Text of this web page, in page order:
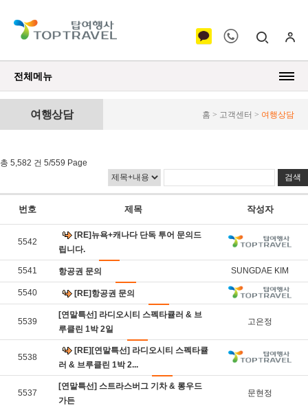
전체메뉴
홈 > 고객센터 > 여행상담
여행상담
총 5,582 건 5/559 Page
번호 제목 작성자
5542
[RE]뉴욕+캐나다 단독 투어 문의드
립니다.
5541 항공권 문의 SUNGDAE KIM
5540 [RE]항공권 문의
5539
[연말특선] 라디오시티 스펙타큘러 & 브
루클린 1박 2일
고은정
5538
[RE][연말특선] 라디오시티 스펙타큘
러 & 브루클린 1박 2...
5537
[연말특선] 스트라스버그 기차 & 롱우드
가든
문현정